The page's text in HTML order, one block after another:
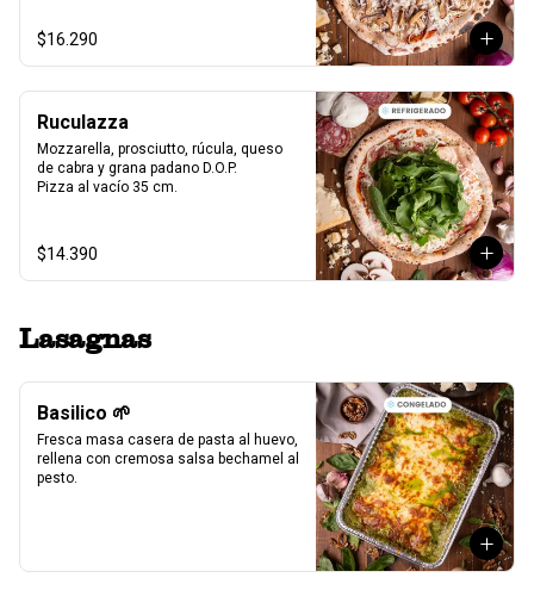
$16.290
Ruculazza
Mozzarella, prosciutto, rúcula, queso
de cabra y grana padano D.O.P.
Pizza al vacío 35 cm.
$14.390
Lasagnas
Basilico 🌱
Fresca masa casera de pasta al huevo,
rellena con cremosa salsa bechamel al
pesto.